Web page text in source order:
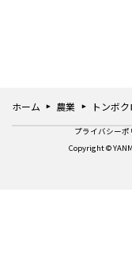
ホーム 農業 トンボク
Copyright ©
プライバシーポ